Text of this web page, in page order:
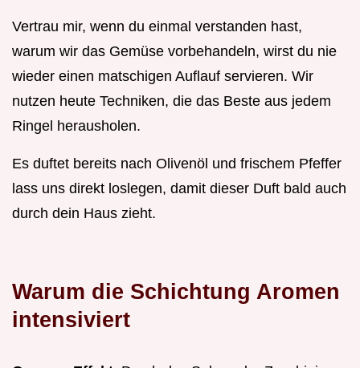
Vertrau mir, wenn du einmal verstanden hast,
warum wir das Gemüse vorbehandeln, wirst du nie
wieder einen matschigen Auflauf servieren. Wir
nutzen heute Techniken, die das Beste aus jedem
Ringel herausholen.
Es duftet bereits nach Olivenöl und frischem Pfeffer
lass uns direkt loslegen, damit dieser Duft bald auch
durch dein Haus zieht.
Warum die Schichtung Aromen
intensiviert